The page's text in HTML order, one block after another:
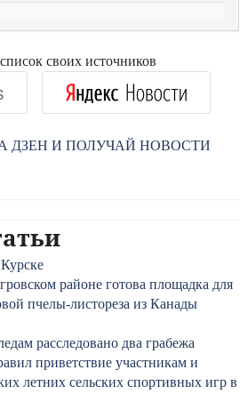
своих источников
ДЗЕН И ПОЛУЧАЙ НОВОСТИ
районе готова площадка для
пчелы-листореза из Канады
расследовано два грабежа
приветствие участникам и
летних сельских спортивных игр в